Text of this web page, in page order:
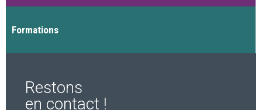
Formations
Restons
en contact !